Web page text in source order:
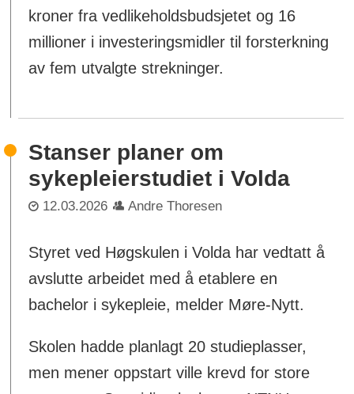
kroner fra vedlikeholdsbudsjetet og 16
millioner i investeringsmidler til forsterkning
av fem utvalgte strekninger.
Stanser planer om
sykepleierstudiet i Volda
12.03.2026 Andre Thoresen
Styret ved Høgskulen i Volda har vedtatt å
avslutte arbeidet med å etablere en
bachelor i sykepleie, melder Møre-Nytt.
Skolen hadde planlagt 20 studieplasser,
men mener oppstart ville krevd for store